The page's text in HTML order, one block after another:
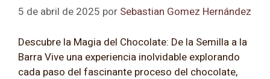
5 de abril de 2025 por Sebastian Gomez Hernández
Descubre la Magia del Chocolate: De la Semilla a la
Barra Vive una experiencia inolvidable explorando
cada paso del fascinante proceso del chocolate,